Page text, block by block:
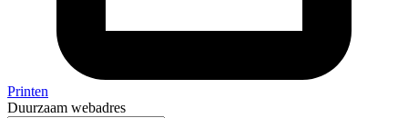
Printen
Duurzaam webadres